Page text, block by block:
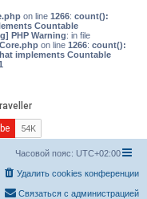
on line 1266: count():
Countable
PHP Warning: in file
on line 1266: count():
implements Countable
Часовой пояс: UTC+02:00
Удалить cookies конференции
Связаться с администрацией